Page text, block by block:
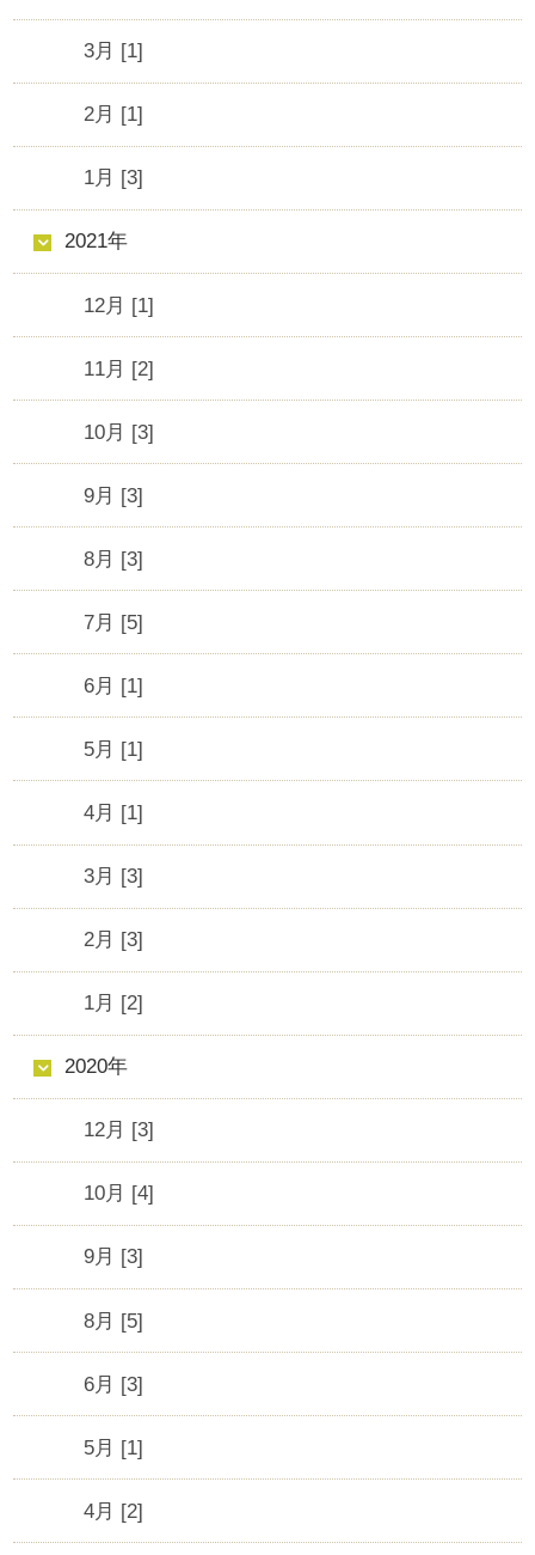
3月 [1]
2月 [1]
1月 [3]
2021年
12月 [1]
11月 [2]
10月 [3]
9月 [3]
8月 [3]
7月 [5]
6月 [1]
5月 [1]
4月 [1]
3月 [3]
2月 [3]
1月 [2]
2020年
12月 [3]
10月 [4]
9月 [3]
8月 [5]
6月 [3]
5月 [1]
4月 [2]